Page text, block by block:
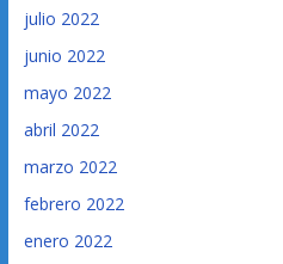
julio 2022
junio 2022
mayo 2022
abril 2022
marzo 2022
febrero 2022
enero 2022